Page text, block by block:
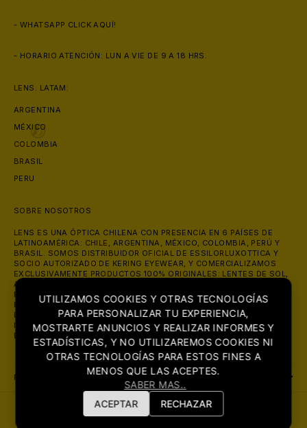
- WHATSAPP CLICK AQUÍ!
- HORARIO ATENCIÓN: LUN A VIE DE 9 A 18 HRS.
LENS. LATAM:
ARGENTINA
MÉXICO
COLOMBIA
BRASIL
PERU
SOBRE NOSOTROS
LENS ES UNA ÓPTICA CHILENA CON PRESENCIA EN 6 PAÍSES DE
LATINOAMÉRICA: CHILE, ARGENTINA, MÉXICO, COLOMBIA, PERÚ Y
BRASIL. SOMOS DISTRIBUIDOR OFICIAL DE ESSILORLUXOTTICA Y
SOCIO AUTORIZADO DE KERING EYEWEAR, Y COMERCIALIZAMOS
EXCLUSIVAMENTE PRODUCTOS 100% ORIGINALES: LENTES DE SOL,
ANTEOJOS ÓPTICOS Y LENTES DE CONTACTO DE MARCAS COMO
RAY-BAN, OAKLEY, PRADA, GUCCI Y VERSACE. ATENDEMOS ONLINE
EN LENS.CL CON ENVÍO A TODO CHILE, Y EN NUESTRAS TIENDAS DE
LAS CONDES (MUT, AV. APOQUINDO 2730) Y ÑUÑOA (AV.
IRARRÁZAVAL 2302), CON MÁS DE 700 RESEÑAS Y 4.8 ESTRELLAS
EN GOOGLE.
POLITICAS:
UTILIZAMOS COOKIES Y OTRAS TECNOLOGÍAS
PARA PERSONALIZAR TU EXPERIENCIA,
MOSTRARTE ANUNCIOS Y REALIZAR INFORMES Y
ESTADÍSTICAS, Y NO UTILIZAREMOS COOKIES NI
OTRAS TECNOLOGÍAS PARA ESTOS FINES A
MENOS QUE LAS ACEPTES.
SABER MAS..
ACEPTAR
RECHAZAR
🕶️
😎